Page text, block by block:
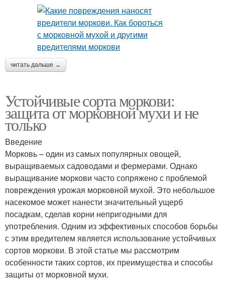
читать дальше →
Устойчивые сорта моркови:
защита от морковной мухи и не
только
Введение
Морковь – один из самых популярных овощей,
выращиваемых садоводами и фермерами. Однако
выращивание моркови часто сопряжено с проблемой
повреждения урожая морковной мухой. Это небольшое
насекомое может нанести значительный ущерб
посадкам, сделав корни непригодными для
употребления. Одним из эффективных способов борьбы
с этим вредителем является использование устойчивых
сортов моркови. В этой статье мы рассмотрим
особенности таких сортов, их преимущества и способы
защиты от морковной мухи.